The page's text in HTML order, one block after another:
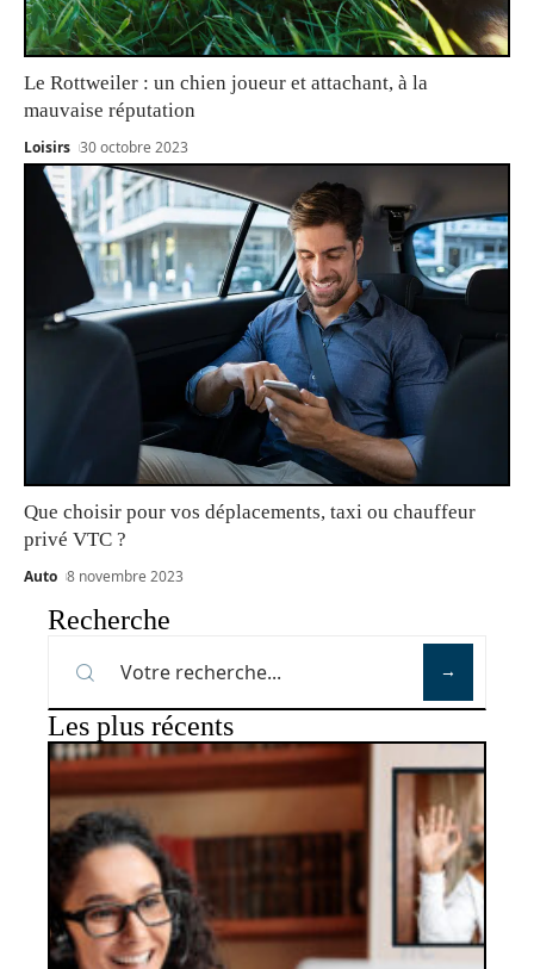
Le Rottweiler : un chien joueur et attachant, à la
mauvaise réputation
Loisirs 30 octobre 2023
Que choisir pour vos déplacements, taxi ou chauffeur
privé VTC ?
Auto 8 novembre 2023
Recherche
Les plus récents